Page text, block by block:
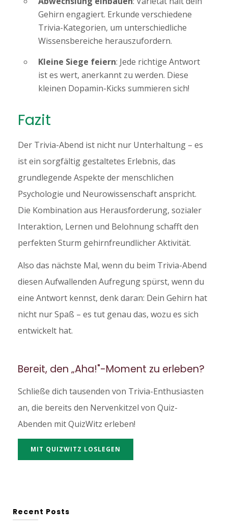
Gehirn engagiert. Erkunde verschiedene
Trivia-Kategorien, um unterschiedliche
Wissensbereiche herauszufordern.
Kleine Siege feiern: Jede richtige Antwort
ist es wert, anerkannt zu werden. Diese
kleinen Dopamin-Kicks summieren sich!
Fazit
Der Trivia-Abend ist nicht nur Unterhaltung – es
ist ein sorgfältig gestaltetes Erlebnis, das
grundlegende Aspekte der menschlichen
Psychologie und Neurowissenschaft anspricht.
Die Kombination aus Herausforderung, sozialer
Interaktion, Lernen und Belohnung schafft den
perfekten Sturm gehirnfreundlicher Aktivität.
Also das nächste Mal, wenn du beim Trivia-Abend
diesen Aufwallenden Aufregung spürst, wenn du
eine Antwort kennst, denk daran: Dein Gehirn hat
nicht nur Spaß – es tut genau das, wozu es sich
entwickelt hat.
Bereit, den „Aha!"-Moment zu erleben?
Schließe dich tausenden von Trivia-Enthusiasten
an, die bereits den Nervenkitzel von Quiz-
Abenden mit QuizWitz erleben!
MIT QUIZWITZ LOSLEGEN
Recent Posts